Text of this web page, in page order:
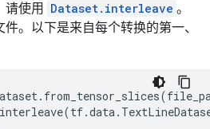
请使用 Dataset.interleave 。
。以下是来自每个转换的第一、
. from_tensor_slices(
interleave(tf.data.